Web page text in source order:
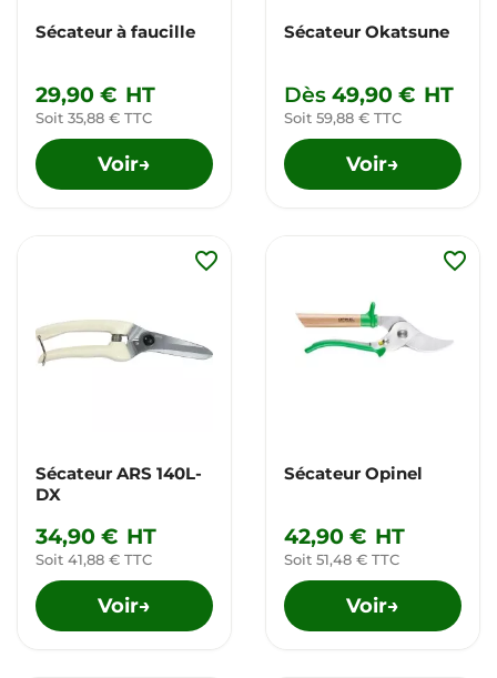
Sécateur à faucille
29,90 € HT
Soit 35,88 € TTC
Voir→
Sécateur Okatsune
Dès 49,90 € HT
Soit 59,88 € TTC
Voir→
Sécateur ARS 140L-
DX
34,90 € HT
Soit 41,88 € TTC
Voir→
favorite_border
Sécateur Opinel
42,90 € HT
Soit 51,48 € TTC
Voir→
favorite_border